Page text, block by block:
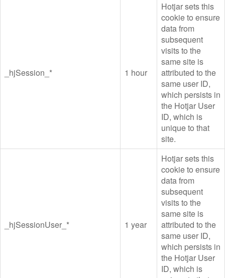
_hjSession_* 1 hour
Hotjar sets this
cookie to ensure
data from
subsequent
visits to the
same site is
attributed to the
same user ID,
which persists in
the Hotjar User
ID, which is
unique to that
site.
_hjSessionUser_* 1 year
Hotjar sets this
cookie to ensure
data from
subsequent
visits to the
same site is
attributed to the
same user ID,
which persists in
the Hotjar User
ID, which is